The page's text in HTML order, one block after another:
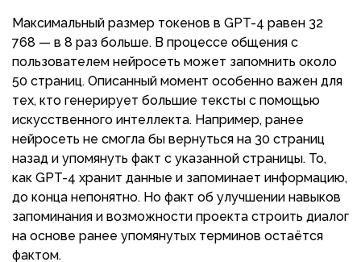
Максимальный размер токенов в GPT-4 равен 32
768 — в 8 раз больше. В процессе общения с
пользователем нейросеть может запомнить около
50 страниц. Описанный момент особенно важен для
тех, кто генерирует большие тексты с помощью
искусственного интеллекта. Например, ранее
нейросеть не смогла бы вернуться на 30 страниц
назад и упомянуть факт с указанной страницы. То,
как GPT-4 хранит данные и запоминает информацию,
до конца непонятно. Но факт об улучшении навыков
запоминания и возможности проекта строить диалог
на основе ранее упомянутых терминов остаётся
фактом.